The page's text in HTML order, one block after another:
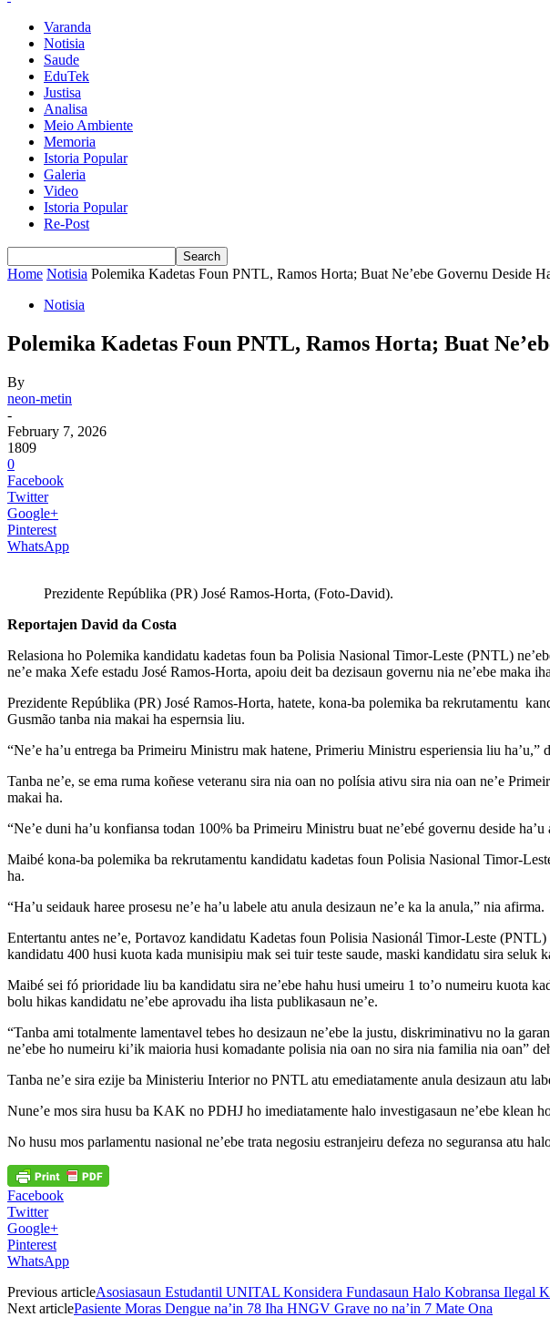
Varanda
Notisia
Saude
EduTek
Justisa
Analisa
Meio Ambiente
Memoria
Istoria Popular
Galeria
Video
Istoria Popular
Re-Post
Home Notisia Polemika Kadetas Foun PNTL, Ramos Horta; Buat Ne’ebe Governu Deside
Notisia
Polemika Kadetas Foun PNTL, Ramos Horta; Buat
By
neon-metin
-
February 7, 2026
1809
0
Facebook
Twitter
Google+
Pinterest
WhatsApp
Prezidente Repúblika (PR) José Ramos-Horta, (Foto-David).
Reportajen David da Costa
Relasiona ho Polemika kandidatu kadetas foun ba Polisia Nasional Timor-Leste (PNTL)
ne’e maka Xefe estadu José Ramos-Horta, apoiu deit ba dezisaun governu nia ne’ebe maka
Prezidente Repúblika (PR) José Ramos-Horta, hatete, kona-ba polemika ba rekrutamentu
Gusmão tanba nia makai ha espernsia liu.
“Ne’e ha’u entrega ba Primeiru Ministru mak hatene, Primeriu Ministru esperiensia liu
Tanba ne’e, se ema ruma koñese veteranu sira nia oan no polísia ativu sira nia oan ne’e
makai ha.
“Ne’e duni ha’u konfiansa todan 100% ba Primeiru Ministru buat ne’ebé governu deside
Maibé kona-ba polemika ba rekrutamentu kandidatu kadetas foun Polisia Nasional Timor-
ha.
“Ha’u seidauk haree prosesu ne’e ha’u labele atu anula desizaun ne’e ka la anula,” nia afirma.
Entertantu antes ne’e, Portavoz kandidatu Kadetas foun Polisia Nasionál Timor-Leste
kandidatu 400 husi kuota kada munisipiu mak sei tuir teste saude, maski kandidatu sira seluk
Maibé sei fó prioridade liu ba kandidatu sira ne’ebe hahu husi umeiru 1 to’o numeiru kuota
bolu hikas kandidatu ne’ebe aprovadu iha lista publikasaun ne’e.
“Tanba ami totalmente lamentavel tebes ho desizaun ne’ebe la justu, diskriminativu no la
ne’ebe ho numeiru ki’ik maioria husi komadante polisia nia oan no sira nia familia nia oan”
Tanba ne’e sira ezije ba Ministeriu Interior no PNTL atu emediatamente anula desizaun atu
Nune’e mos sira husu ba KAK no PDHJ ho imediatamente halo investigasaun ne’ebe klean
No husu mos parlamentu nasional ne’ebe trata negosiu estranjeiru defeza no seguransa atu
Facebook
Twitter
Google+
Pinterest
WhatsApp
Previous articleAsosiasaun Estudantil UNITAL Konsidera Fundasaun Halo Kobransa Ilegal
Next articlePasiente Moras Dengue na’in 78 Iha HNGV Grave no na’in 7 Mate Ona